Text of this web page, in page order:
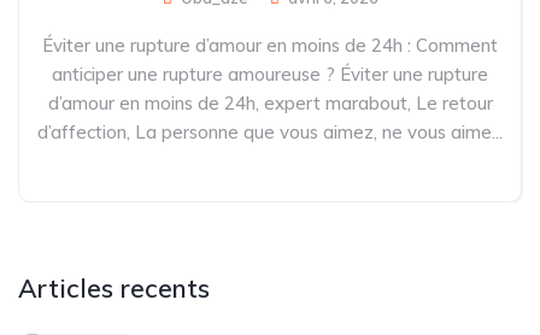
Éviter une rupture d’amour en moins de 24h : Comment
anticiper une rupture amoureuse ? Éviter une rupture
d’amour en moins de 24h, expert marabout, Le retour
d’affection, La personne que vous aimez, ne vous aime...
Articles recents